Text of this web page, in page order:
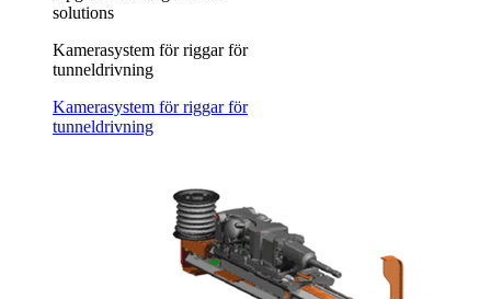
solutions
Kamerasystem för riggar för
tunneldrivning
Kamerasystem för riggar för
tunneldrivning